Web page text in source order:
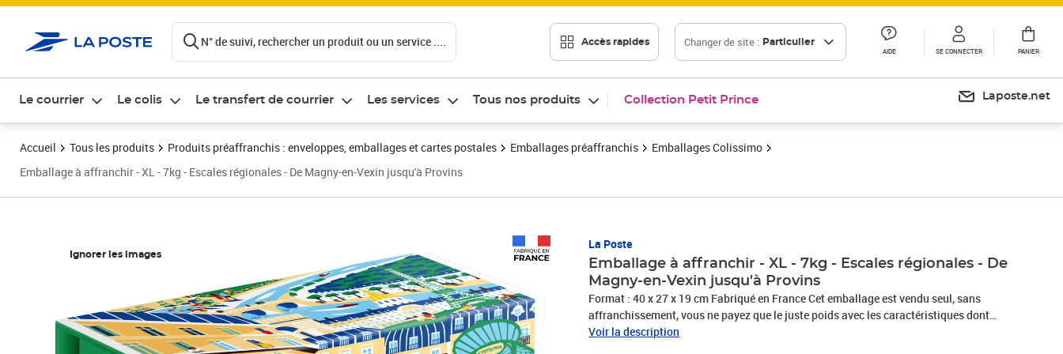
N° de suivi, rechercher un produit ou un service .... Accès rapides Changer de site : Particulier
AIDE SE CONNECTER PANIER
Le courrier Le colis Le transfert de courrier Les services Tous nos produits Collection Petit Prince Laposte.net
Accueil Tous les produits Produits préaffranchis : enveloppes, emballages et cartes postales Emballages préaffranchis
Emballages Colissimo
Emballage à affranchir - XL - 7kg - Escales régionales - De Magny-en-Vexin jusqu'à Provins
Ignorer les images
La Poste
Emballage à affranchir - XL - 7kg - Escales régionales - De
Magny-en-Vexin jusqu'à Provins
Format : 40 x 27 x 19 cm Fabriqué en France Cet emballage est vendu seul, sans
affranchissement, vous ne payez que le juste poids avec les caractéristiques dont
vous avez besoin. Le contenu expédié est soumis à certaines restrictions et ne doit
Voir la description
Prix 3,99€